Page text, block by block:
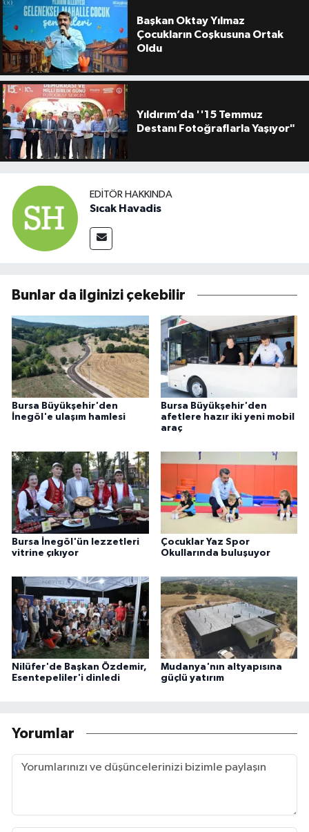
Başkan Oktay Yılmaz
Çocukların Coşkusuna Ortak
Oldu
Yıldırım’da ''15 Temmuz
Destanı Fotoğraflarla Yaşıyor"
EDITÖR HAKKINDA
Sıcak Havadis
Bunlar da ilginizi çekebilir
Bursa Büyükşehir'den
İnegöl'e ulaşım hamlesi
Bursa Büyükşehir'den
afetlere hazır iki yeni mobil
araç
Bursa İnegöl'ün lezzetleri
vitrine çıkıyor
Çocuklar Yaz Spor
Okullarında buluşuyor
Nilüfer'de Başkan Özdemir,
Esentepeliler'i dinledi
Mudanya'nın altyapısına
güçlü yatırım
Yorumlar